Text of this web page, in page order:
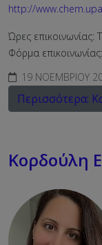
http://
Ώρες επικοινωνίας:
Φόρμα επικοινωνίας:
19 ΝΟΕΜΒΡΊΟΥ
Περισσότερα:
Κορδούλη